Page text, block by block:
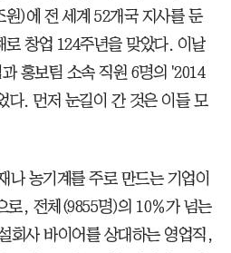
)에 전 세계 52개국 지사를 둔
로 창업 124주년을 맞았다. 이날
홍보팀 소속 직원 6명의 '2014
다. 먼저 눈길이 간 것은 이들 모
나 농기계를 주로 만드는 기업이
로, 전체(9855명)의 10％가 넘는
회사 바이어를 상대하는 영업직,